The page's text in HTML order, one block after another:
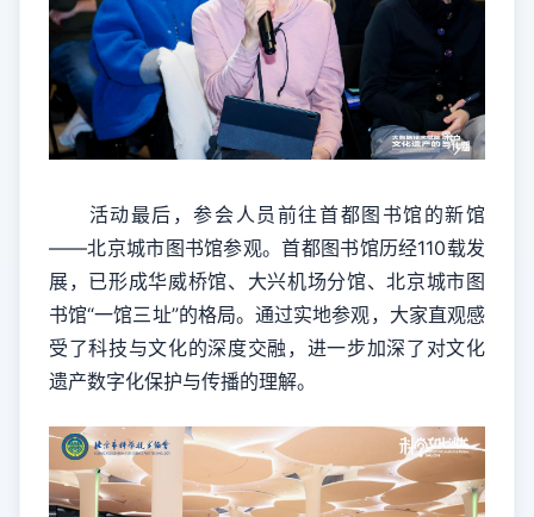
活动最后，参会人员前往首都图书馆的新馆
——北京城市图书馆参观。首都图书馆历经110载发
展，已形成华威桥馆、大兴机场分馆、北京城市图
书馆“一馆三址”的格局。通过实地参观，大家直观感
受了科技与文化的深度交融，进一步加深了对文化
遗产数字化保护与传播的理解。